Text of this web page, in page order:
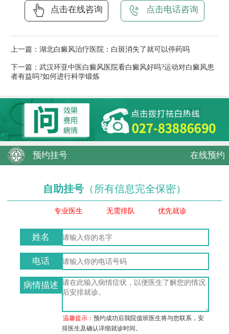
点击在线咨询 点击电话咨询
上一篇： 湖北白癜风治疗医院：白斑消失了就可以停药吗
下一篇： 武汉环亚中医白癜风医院看白癜风好吗?运动对白癜风患
者有益吗?如何进行科学锻炼
预约挂号 在线预约
自助挂号 （所有信息完全保密）
专业医生 无需排队 优先就诊
姓名
电话
病情描述
温馨提示：预约成功后我院值班医生将与您联系，安
排医生及确认详细就诊时间。